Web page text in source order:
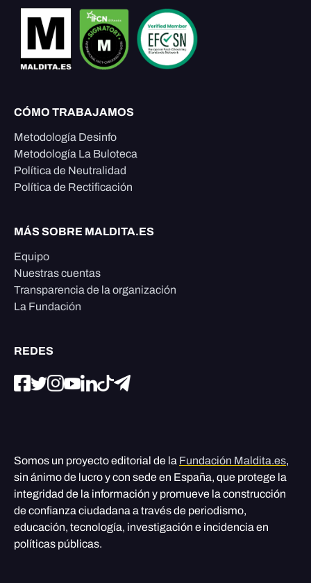
CÓMO TRABAJAMOS
Metodología Desinfo
Metodología La Buloteca
Política de Neutralidad
Política de Rectificación
MÁS SOBRE MALDITA.ES
Equipo
Nuestras cuentas
Transparencia de la organización
La Fundación
REDES
Somos un proyecto editorial de la Fundación Maldita.es,
sin ánimo de lucro y con sede en España, que protege la
integridad de la información y promueve la construcción
de confianza ciudadana a través de periodismo,
educación, tecnología, investigación e incidencia en
políticas públicas.